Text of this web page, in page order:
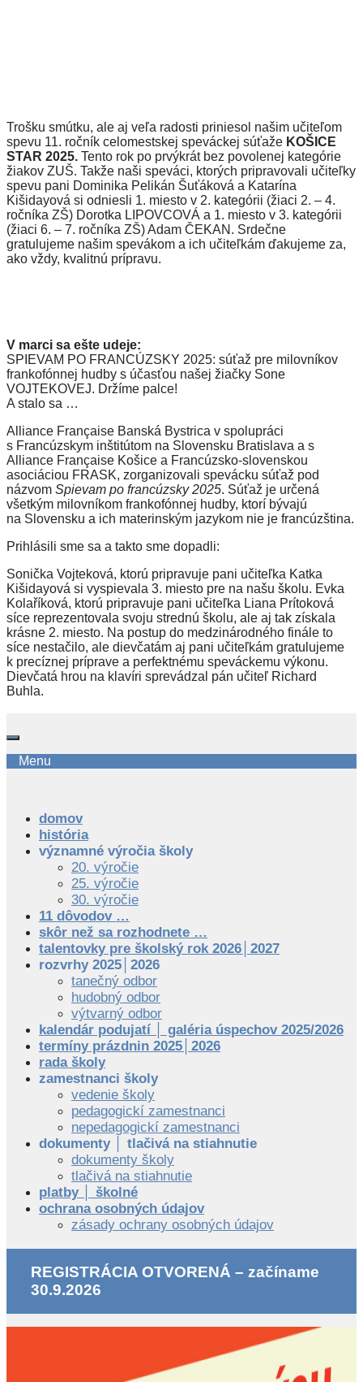
Trošku smútku, ale aj veľa radosti priniesol našim učiteľom
spevu 11. ročník celomestskej speváckej súťaže KOŠICE
STAR 2025. Tento rok po prvýkrát bez povolenej kategórie
žiakov ZUŠ. Takže naši speváci, ktorých pripravovali učiteľky
spevu pani Dominika Pelikán Šuťáková a Katarína
Kišidayová si odniesli 1. miesto v 2. kategórii (žiaci 2. – 4.
ročníka ZŠ) Dorotka LIPOVCOVÁ a 1. miesto v 3. kategórii
(žiaci 6. – 7. ročníka ZŠ) Adam ČEKAN. Srdečne
gratulujeme našim spevákom a ich učiteľkám ďakujeme za,
ako vždy, kvalitnú prípravu.
V marci sa ešte udeje:
SPIEVAM PO FRANCÚZSKY 2025: súťaž pre milovníkov
frankofónnej hudby s účasťou našej žiačky Sone
VOJTEKOVEJ. Držíme palce!
A stalo sa …
Alliance Française Banská Bystrica v spolupráci
s Francúzskym inštitútom na Slovensku Bratislava a s
Alliance Française Košice a Francúzsko-slovenskou
asociáciou FRASK, zorganizovali spevácku súťaž pod
názvom Spievam po francúzsky 2025. Súťaž je určená
všetkým milovníkom frankofónnej hudby, ktorí bývajú
na Slovensku a ich materinským jazykom nie je francúzština.
Prihlásili sme sa a takto sme dopadli:
Sonička Vojteková, ktorú pripravuje pani učiteľka Katka
Kišidayová si vyspievala 3. miesto pre na našu školu. Evka
Kolaříková, ktorú pripravuje pani učiteľka Liana Prítoková
síce reprezentovala svoju strednú školu, ale aj tak získala
krásne 2. miesto. Na postup do medzinárodného finále to
síce nestačilo, ale dievčatám aj pani učiteľkám gratulujeme
k precíznej príprave a perfektnému speváckemu výkonu.
Dievčatá hrou na klavíri sprevádzal pán učiteľ Richard
Buhla.
Menu
domov
história
významné výročia školy
20. výročie
25. výročie
30. výročie
11 dôvodov …
skôr než sa rozhodnete …
talentovky pre školský rok 2026│2027
rozvrhy 2025│2026
tanečný odbor
hudobný odbor
výtvarný odbor
kalendár podujatí │ galéria úspechov 2025/2026
termíny prázdnin 2025│2026
rada školy
zamestnanci školy
vedenie školy
pedagogickí zamestnanci
nepedagogickí zamestnanci
dokumenty │ tlačivá na stiahnutie
dokumenty školy
tlačivá na stiahnutie
platby │ školné
ochrana osobných údajov
zásady ochrany osobných údajov
REGISTRÁCIA OTVORENÁ – začíname
30.9.2026